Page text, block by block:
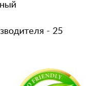
- 25